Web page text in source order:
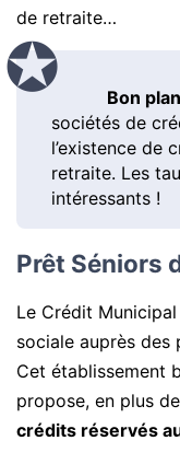
de retraite…
Bon
sociétés de
l’existence de
retraite. Les
intéressants !
Prêt Séniors
Le Crédit
sociale auprès des
Cet établissement
propose, en plus de
crédits réservés